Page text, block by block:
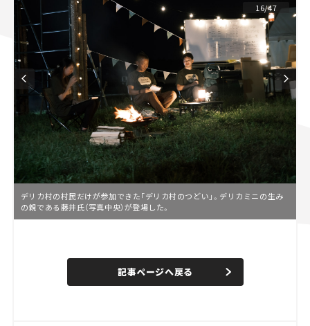
16/47
デリカ村の村民だけが参加できた「デリカ村のつどい」。デリカミニの生み
の親である藤井氏（写真中央）が登場した。
記事ページへ戻る